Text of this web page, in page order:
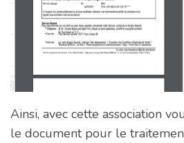
Ainsi, avec cette association
le document pour le